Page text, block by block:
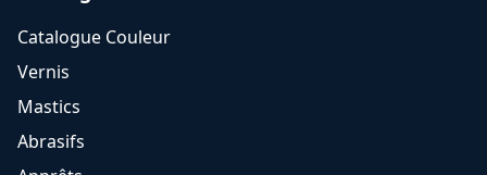
Catalogue Couleur
Vernis
Mastics
Abrasifs